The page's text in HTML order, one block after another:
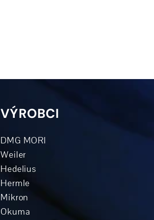
VÝROBCI
DMG MORI
Weiler
Hedelius
Hermle
Mikron
Okuma